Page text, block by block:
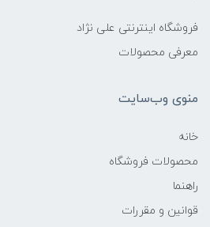
فروشگاه اینترنتی علی نژاد
معرفی محصولات
منوی وب‌سایت
خانه
محصولات فروشگاه
راهنما
قوانین و مقررات